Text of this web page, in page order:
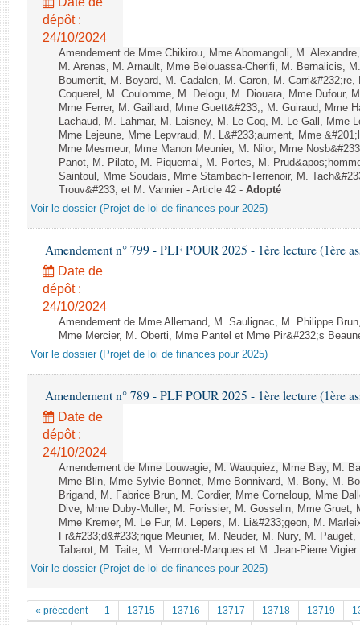
dépôt :
24/10/2024
Amendement de Mme Chikirou, Mme Abomangoli, M.
M. Arenas, M. Arnault, Mme Belouassa-Cherifi, M. Bernalicis,
Boumertit, M. Boyard, M. Cadalen, M. Caron, M.
Coquerel, M. Coulomme, M. Delogu, M. Diouara, Mme Dufour,
Mme Ferrer, M. Gaillard, Mme Guett&#233;, M. Guiraud, Mme
Lachaud, M. Lahmar, M. Laisney, M. Le Coq, M. Le Gall, Mme
Mme Lejeune, Mme Lepvraud, M. L&#233;aument, Mme
Mme Mesmeur, Mme Manon Meunier, M. Nilor, Mme
Panot, M. Pilato, M. Piquemal, M. Portes, M.
Saintoul, Mme Soudais, Mme Stambach-Terrenoir, M.
Trouv&#233; et M. Vannier - Article 42 - Adopté
Voir le dossier (Projet de loi de finances pour 2025)
Amendement n° 799 - PLF POUR 2025 - 1ère lecture (1ère
Date de
dépôt :
24/10/2024
Amendement de Mme Allemand, M. Saulignac, M. Philippe
Mme Mercier, M. Oberti, Mme Pantel et Mme Pir&#232;s
Voir le dossier (Projet de loi de finances pour 2025)
Amendement n° 789 - PLF POUR 2025 - 1ère lecture (1ère
Date de
dépôt :
24/10/2024
Amendement de Mme Louwagie, M. Wauquiez, Mme Bay, M.
Mme Blin, Mme Sylvie Bonnet, Mme Bonnivard, M. Bony, M.
Brigand, M. Fabrice Brun, M. Cordier, Mme Corneloup, Mme
Dive, Mme Duby-Muller, M. Forissier, M. Gosselin, Mme Gruet,
Mme Kremer, M. Le Fur, M. Lepers, M. Li&#233;geon, M.
Fr&#233;d&#233;rique Meunier, M. Neuder, M. Nury, M.
Tabarot, M. Taite, M. Vermorel-Marques et M. Jean-Pierre
Voir le dossier (Projet de loi de finances pour 2025)
« précedent 1 13715 13716 13717 13718 13719